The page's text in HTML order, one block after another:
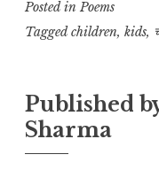
p
y
i
n
k
at
s
p
p
e
o
o
Posted in Poems
Tagged children, kids,
Published
Sharma